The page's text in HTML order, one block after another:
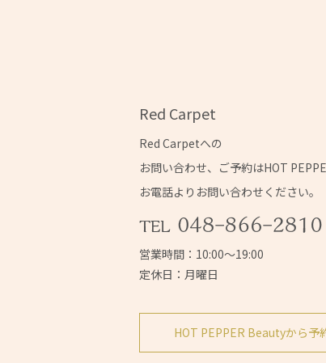
Red Carpet
Red Carpetへの
お問い合わせ、ご予約はHOT
お電話よりお問い合わせください。
営業時間：10:00～19:00
定休日：月曜日
HOT PEPPER Beautyから予